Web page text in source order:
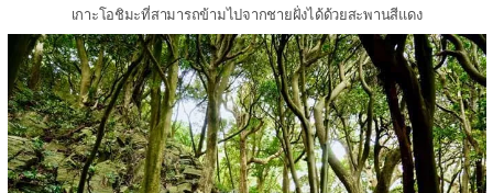
เกาะโอชิมะที่สามารถข้ามไปจากชายฝั่งได้ด้วยสะพานสีแดง